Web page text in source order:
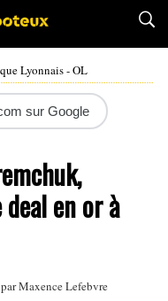
Lyonnais - OL
sur Google
en or à
Maxence Lefebvre